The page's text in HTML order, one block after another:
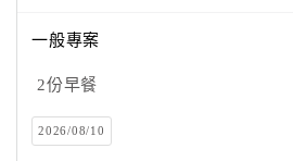
一般專案
2份早餐
2026/08/10